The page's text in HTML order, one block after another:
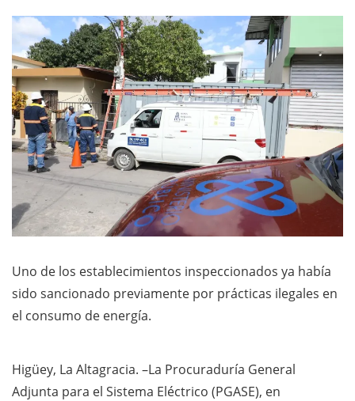
Uno de los establecimientos inspeccionados ya había
sido sancionado previamente por prácticas ilegales en
el consumo de energía.
Higüey, La Altagracia. –La Procuraduría General
Adjunta para el Sistema Eléctrico (PGASE), en